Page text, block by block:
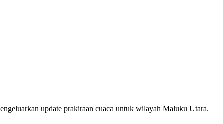
update prakiraan cuaca untuk wilayah Maluku Utara.